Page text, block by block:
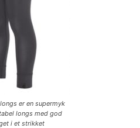
er en supermyk
longs med god
i et strikket